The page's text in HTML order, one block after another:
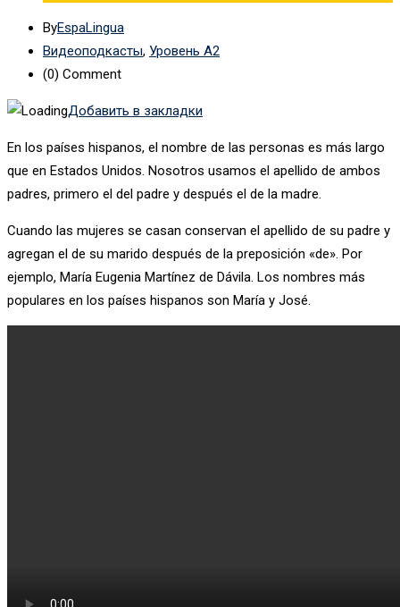
ByEspaLingua
Видеоподкасты, Уровень А2
(0) Comment
Добавить в закладки
En los países hispanos, el nombre de las personas es más largo
que en Estados Unidos. Nosotros usamos el apellido de ambos
padres, primero el del padre y después el de la madre.
Cuando las mujeres se casan conservan el apellido de su padre y
agregan el de su marido después de la preposición «de». Por
ejemplo, María Eugenia Martínez de Dávila. Los nombres más
populares en los países hispanos son María y José.